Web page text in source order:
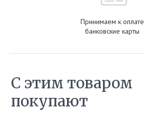
Принимаем к оплате
банковские карты
С этим товаром
покупают